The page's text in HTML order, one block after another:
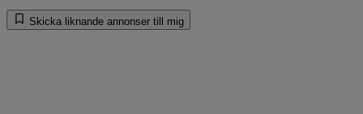
Skicka liknande annonser till mig